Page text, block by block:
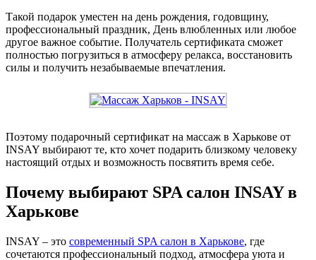
Такой подарок уместен на день рождения, годовщину,
профессиональный праздник, День влюбленных или любое
другое важное событие. Получатель сертификата сможет
полностью погрузиться в атмосферу релакса, восстановить
силы и получить незабываемые впечатления.
Поэтому подарочный сертификат на массаж в Харькове от
INSAY выбирают те, кто хочет подарить близкому человеку
настоящий отдых и возможность посвятить время себе.
Почему выбирают SPA салон INSAY в
Харькове
INSAY – это современный SPA салон в Харькове, где
сочетаются профессиональный подход, атмосфера уюта и